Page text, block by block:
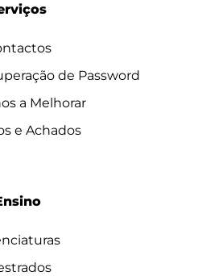
de Password
a Melhorar
e Achados